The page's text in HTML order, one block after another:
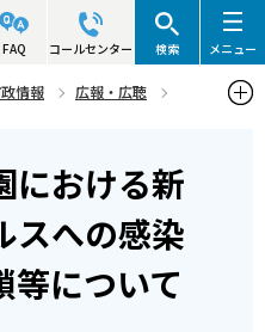
FAQ コールセンター 検索 メニュー
情報
広報・広聴
ルスへの感染による学級閉鎖
における新
スへの感染
等について